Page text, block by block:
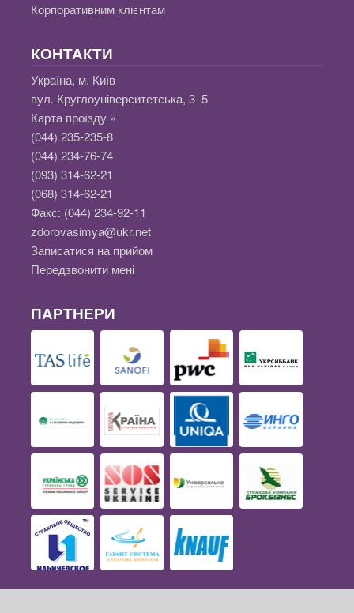
Корпоративним клієнтам
КОНТАКТИ
Україна, м. Київ
вул. Круглоуніверситетська, 3–5
Карта проїзду »
(044) 235-235-8
(044) 234-76-74
(093) 314-62-21
(068) 314-62-21
Факс: (044) 234-92-11
zdorovasimya@ukr.net
Записатися на прийом
Передзвонити мені
ПАРТНЕРИ